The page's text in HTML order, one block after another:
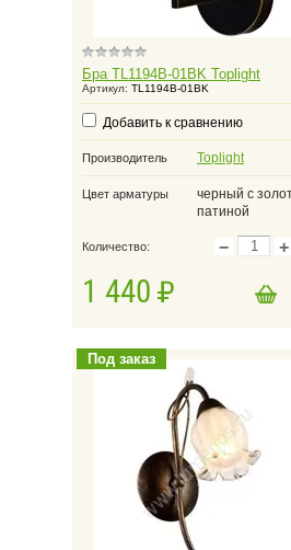
Бра TL1194B-01BK Toplight
Артикул: TL1194B-01BK
Добавить к сравнению
Производитель Toplight
Цвет арматуры
черный с
патиной
Количество: − +
1 440
Добавить в корзину
Под заказ